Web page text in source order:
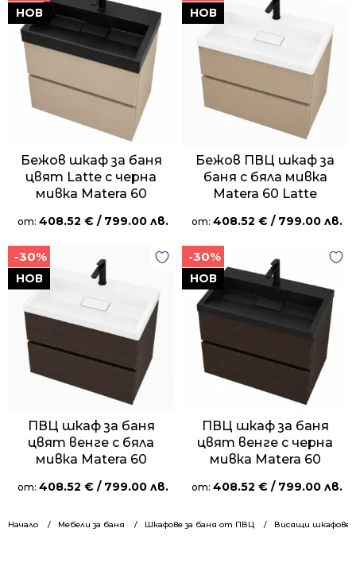
Начало Мебели за баня Шкафове за баня от ПВЦ Висящи шкафове
НОВ
Бежов шкаф за баня
цвят Latte с черна
мивка Matera 60
от: 408.52 € / 799.00 лв.
НОВ
Бежов ПВЦ шкаф за
баня с бяла мивка
Matera 60 Latte
от: 408.52 € / 799.00 лв.
НОВ
-30%
ПВЦ шкаф за баня
цвят венге с бяла
мивка Matera 60
от: 408.52 € / 799.00 лв.
НОВ
-30%
ПВЦ шкаф за баня
цвят венге с черна
мивка Matera 60
от: 408.52 € / 799.00 лв.